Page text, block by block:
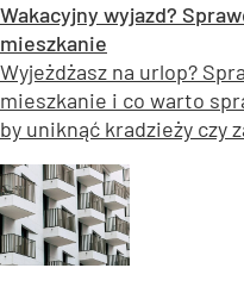
Wakacyjny wyjazd?
mieszkanie
Wyjeżdżasz na urlop?
mieszkanie i co warto
by uniknąć kradzieży czy